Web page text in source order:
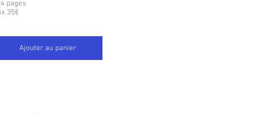
pages
35€
Ajouter au panier